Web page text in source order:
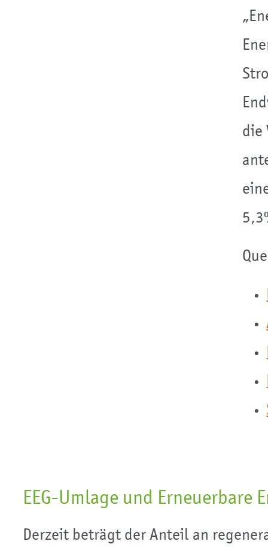
die
EEG-Umlage und Erneuerbare
Derzeit beträgt der Anteil an